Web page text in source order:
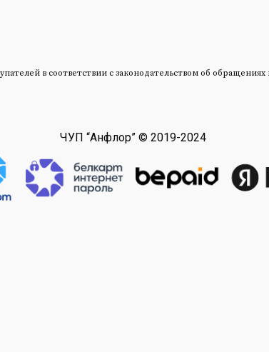
в соответствии с законодательством об
ЧУП “Анфлор” © 2019-2024